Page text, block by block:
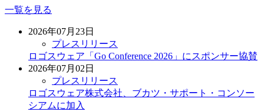
一覧を見る
2026年07月23日
プレスリリース
ロゴスウェア「Go Conference 2026」にスポンサー協賛
2026年07月02日
プレスリリース
ロゴスウェア株式会社、ブカツ・サポート・コンソー
シアムに加入